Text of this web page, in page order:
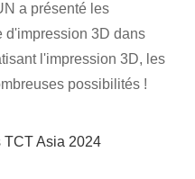
a présenté les
d'impression 3D dans
l'impression 3D, les
possibilités !